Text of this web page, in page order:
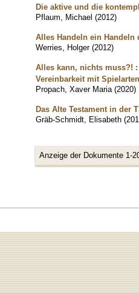
Die aktive und die
Pflaum, Michael (2012)
Alles Handeln ein
Werries, Holger (2012)
Alles kann, nichts muss?!
Vereinbarkeit mit
Propach, Xaver Maria (2020)
Das Alte Testament in der
Gräb-Schmidt, Elisabeth (
Anzeige der Dokumente 1-